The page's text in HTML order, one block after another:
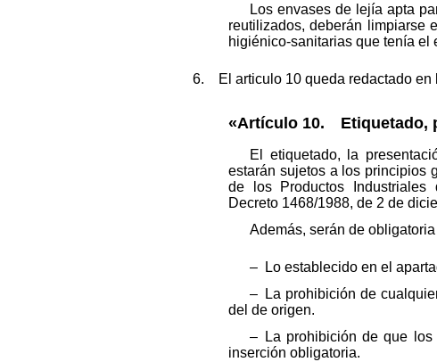
Los envases de lejía apta
reutilizados, deberán limpiarse
higiénico-sanitarias que tenía el
6. El articulo 10 queda redactado en
«Artículo 10. Etiquetado,
El etiquetado, la
estarán sujetos a los principios
de los Productos
Decreto 1468/1988, de 2 de
Además, serán de
‒ Lo establecido en el
‒ La prohibición de
del de origen.
‒ La prohibición de que los
inserción obligatoria.